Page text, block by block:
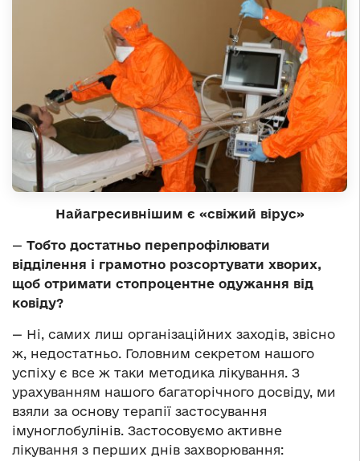
Найагресивнішим є «свіжий вірус»
— Тобто достатньо перепрофілювати
відділення і грамотно розсортувати хворих,
щоб отримати стопроцентне одужання від
ковіду?
— Ні, самих лиш організаційних заходів, звісно
ж, недостатньо. Головним секретом нашого
успіху є все ж таки методика лікування. З
урахуванням нашого багаторічного досвіду, ми
взяли за основу терапії застосування
імуноглобулінів. Застосовуємо активне
лікування з перших днів захворювання: